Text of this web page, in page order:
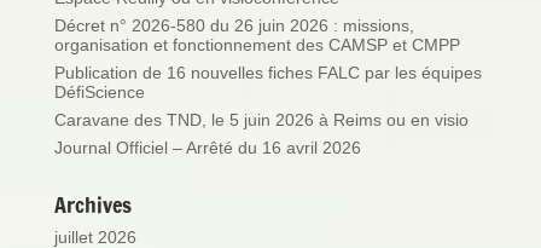
Décret n° 2026-580 du 26 juin 2026 : missions,
organisation et fonctionnement des CAMSP et CMPP
Publication de 16 nouvelles fiches FALC par les équipes
DéfiScience
Caravane des TND, le 5 juin 2026 à Reims ou en visio
Journal Officiel – Arrêté du 16 avril 2026
Archives
juillet 2026